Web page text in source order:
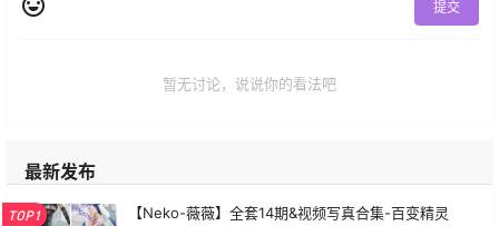
提交
暂无讨论，说说你的看法吧
最新发布
TOP1 【Neko-薇薇】全套14期&视频写真合集-百变精灵